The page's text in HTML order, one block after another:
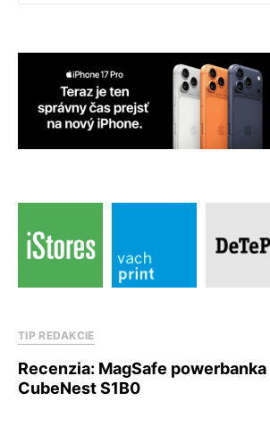
TIP REDAKCIE
Recenzia: MagSafe powerbanka
CubeNest S1B0